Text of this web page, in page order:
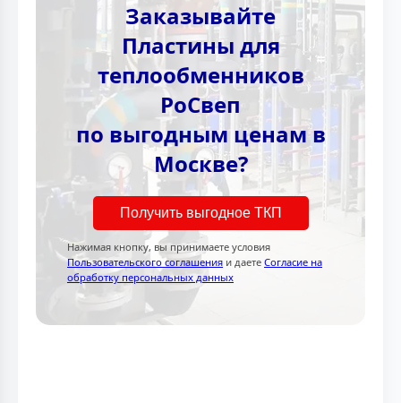
Заказывайте
Пластины для
теплообменников
РоСвеп
по выгодным ценам в
Москве?
Получить выгодное ТКП
Нажимая кнопку, вы принимаете условия
Пользовательского соглашения и даете Согласие на
обработку персональных данных